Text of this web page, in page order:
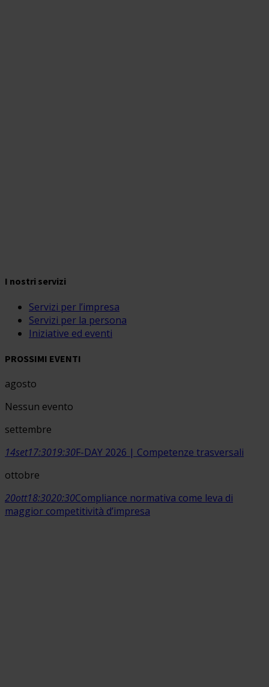
I nostri servizi
Servizi per l’impresa
Servizi per la persona
Iniziative ed eventi
PROSSIMI EVENTI
agosto
Nessun evento
settembre
14set17:3019:30F-DAY 2026 | Competenze trasversali
ottobre
20ott18:3020:30Compliance normativa come leva di
maggior competitività d’impresa